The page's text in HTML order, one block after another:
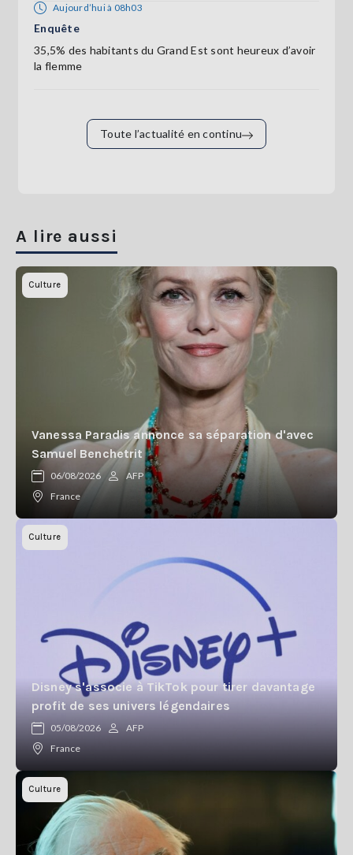
Aujourd’hui à 08h03
Enquête
35,5% des habitants du Grand Est sont heureux d’avoir
la flemme
Toute l’actualité en continu
A lire aussi
Culture
Vanessa Paradis annonce sa séparation d'avec
Samuel Benchetrit
06/08/2026
AFP
France
Culture
Disney s'associe à TikTok pour tirer davantage
profit de ses univers légendaires
05/08/2026
AFP
France
Culture